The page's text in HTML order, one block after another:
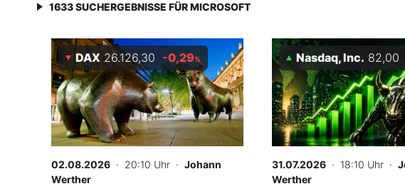
Kontakt
1633SUCHERGEBNISSE FÜRMICROSOFT
DAX 26.126,30 -0,29%
02.08.2026 · 20:10 Uhr · Johann
Werther
Nasdaq, Inc. 82,00
31.07.2026 · 18:10 Uhr ·
Werther